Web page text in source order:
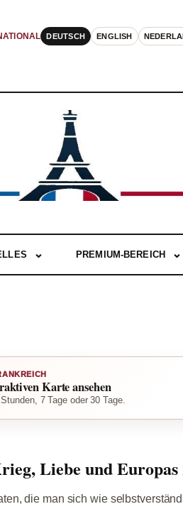
DEUTSCH ENGLISH
PREMIUM-BEREICH
Karte ansehen
7 Tage oder 30 Tage.
Liebe und
die man sich wie